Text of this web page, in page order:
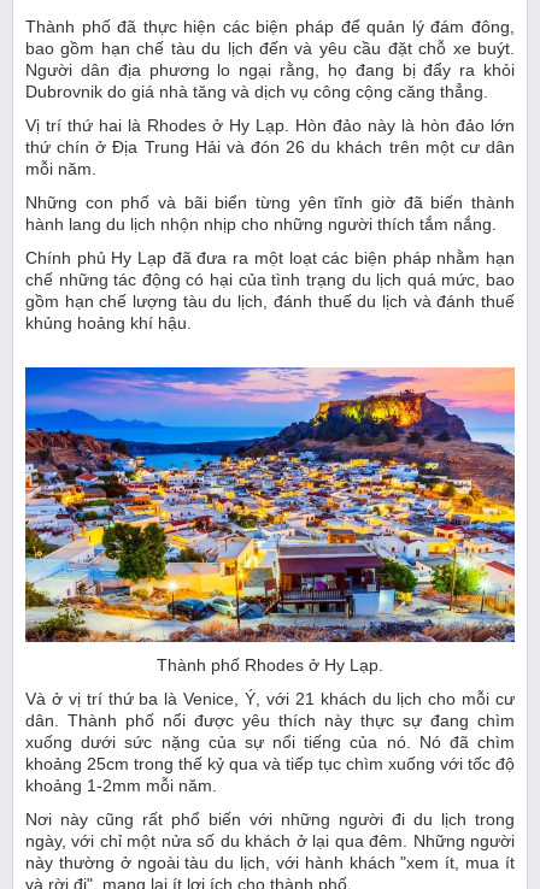
Thành phố đã thực hiện các biện pháp để quản lý đám đông,
bao gồm hạn chế tàu du lịch đến và yêu cầu đặt chỗ xe buýt.
Người dân địa phương lo ngại rằng, họ đang bị đẩy ra khỏi
Dubrovnik do giá nhà tăng và dịch vụ công cộng căng thẳng.
Vị trí thứ hai là Rhodes ở Hy Lạp. Hòn đảo này là hòn đảo lớn
thứ chín ở Địa Trung Hải và đón 26 du khách trên một cư dân
mỗi năm.
Những con phố và bãi biển từng yên tĩnh giờ đã biến thành
hành lang du lịch nhộn nhịp cho những người thích tắm nắng.
Chính phủ Hy Lạp đã đưa ra một loạt các biện pháp nhằm hạn
chế những tác động có hại của tình trạng du lịch quá mức, bao
gồm hạn chế lượng tàu du lịch, đánh thuế du lịch và đánh thuế
khủng hoảng khí hậu.
Thành phố Rhodes ở Hy Lạp.
Và ở vị trí thứ ba là Venice, Ý, với 21 khách du lịch cho mỗi cư
dân. Thành phố nổi được yêu thích này thực sự đang chìm
xuống dưới sức nặng của sự nổi tiếng của nó. Nó đã chìm
khoảng 25cm trong thế kỷ qua và tiếp tục chìm xuống với tốc độ
khoảng 1-2mm mỗi năm.
Nơi này cũng rất phổ biến với những người đi du lịch trong
ngày, với chỉ một nửa số du khách ở lại qua đêm. Những người
này thường ở ngoài tàu du lịch, với hành khách "xem ít, mua ít
và rời đi", mang lại ít lợi ích cho thành phố.